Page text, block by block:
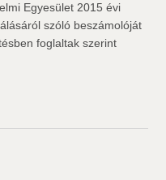
Egyesület 2015 évi
szóló beszámolóját
foglaltak szerint